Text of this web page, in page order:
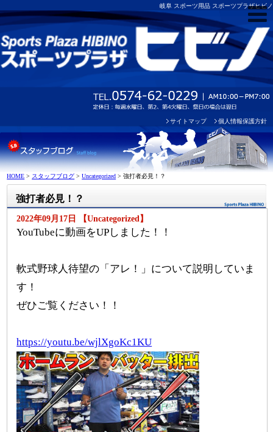
岐阜 スポーツ用品 スポーツプラザヒビノ
サイトマップ 個人情報保護方針
HOME > スタッフブログ >Uncategorized >強打者必見！？
強打者必見！？
2022年09月17日 【Uncategorized】
YouTubeに動画をUPしました！！
軟式野球人待望の「アレ！」について説明していま
す！
ぜひご覧ください！！
https://youtu.be/wjlXgoKc1KU